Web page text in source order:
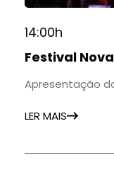
14:00h
Festival
Apresentação
LER MAIS